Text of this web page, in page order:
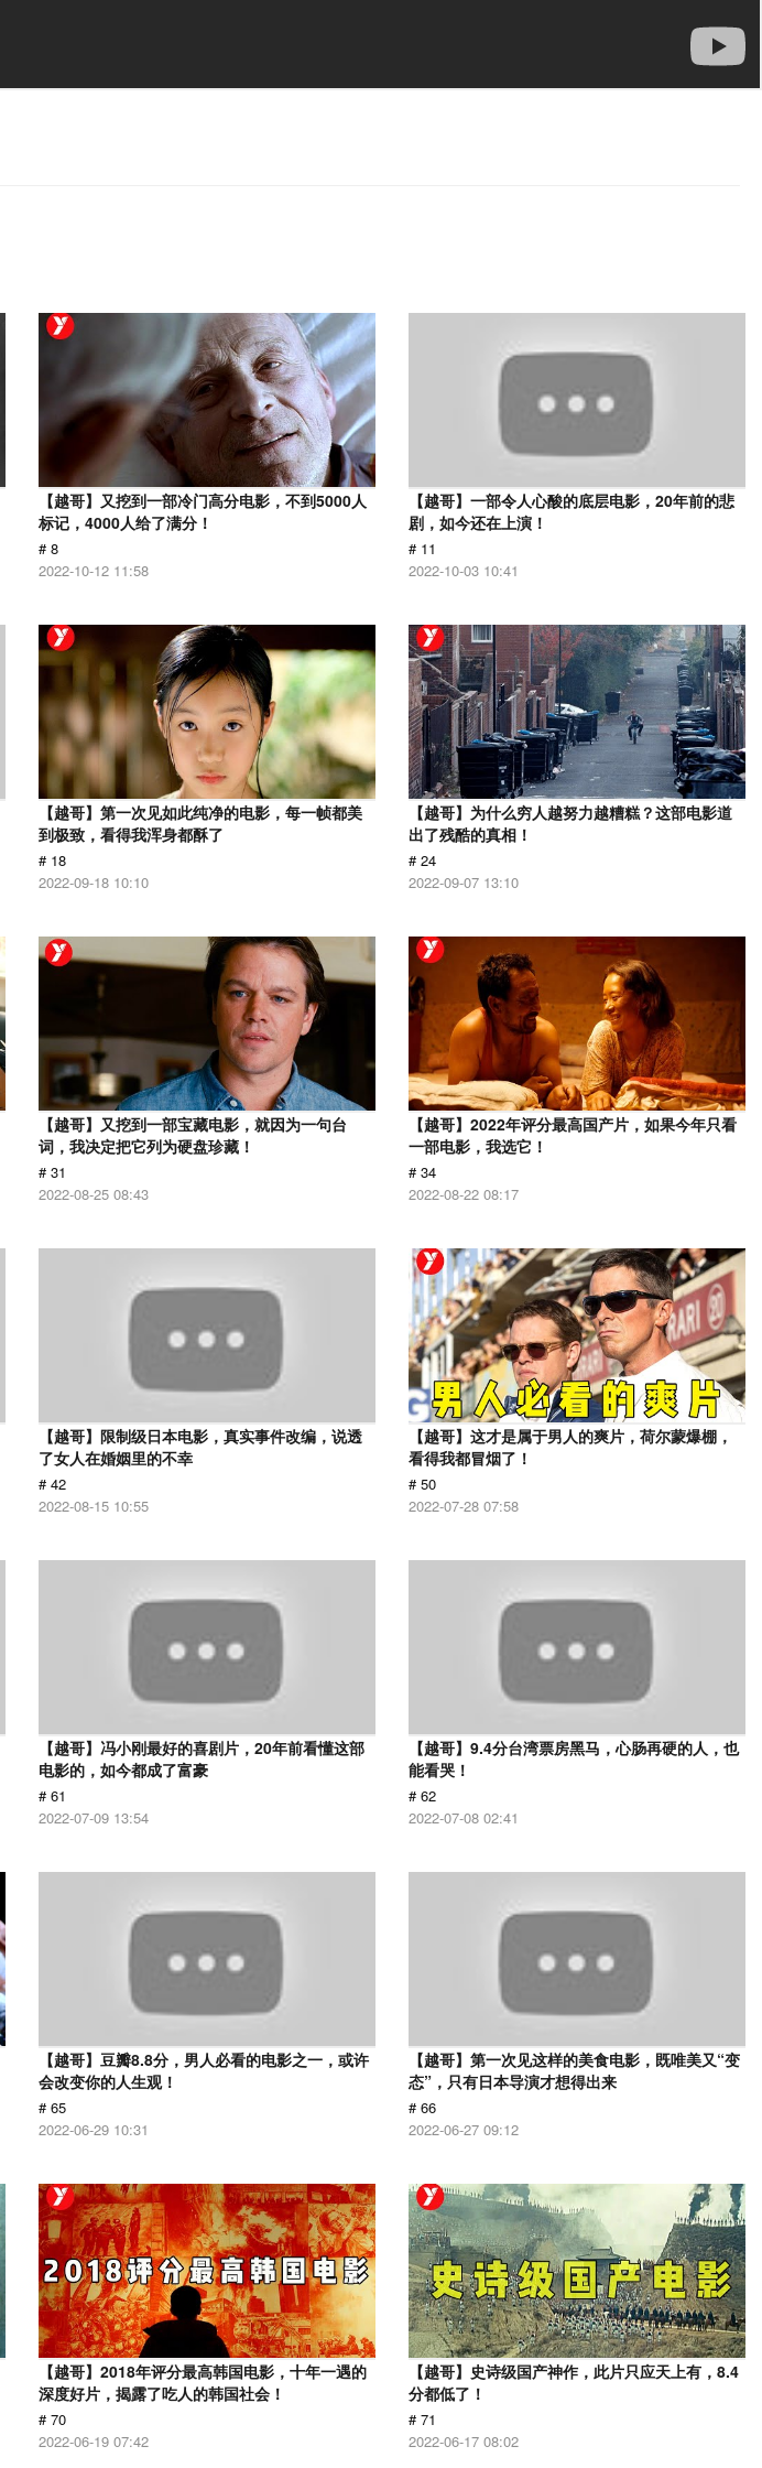
【越哥】又挖到一部冷门高分电影，不到5000人
标记，4000人给了满分！
# 8
2022-10-12 11:58
【越哥】一部令人心酸的底层电影，20年前的悲
剧，如今还在上演！
# 11
2022-10-03 10:41
【越哥】第一次见如此纯净的电影，每一帧都美
到极致，看得我浑身都酥了
# 18
2022-09-18 10:10
【越哥】为什么穷人越努力越糟糕？这部电影道
出了残酷的真相！
# 24
2022-09-07 13:10
【越哥】又挖到一部宝藏电影，就因为一句台
词，我决定把它列为硬盘珍藏！
# 31
2022-08-25 08:43
【越哥】2022年评分最高国产片，如果今年只看
一部电影，我选它！
# 34
2022-08-22 08:17
【越哥】限制级日本电影，真实事件改编，说透
了女人在婚姻里的不幸
# 42
2022-08-15 10:55
【越哥】这才是属于男人的爽片，荷尔蒙爆棚，
看得我都冒烟了！
# 50
2022-07-28 07:58
【越哥】冯小刚最好的喜剧片，20年前看懂这部
电影的，如今都成了富豪
# 61
2022-07-09 13:54
【越哥】9.4分台湾票房黑马，心肠再硬的人，也
能看哭！
# 62
2022-07-08 02:41
【越哥】豆瓣8.8分，男人必看的电影之一，或许
会改变你的人生观！
# 65
2022-06-29 10:31
【越哥】第一次见这样的美食电影，既唯美又“变
态”，只有日本导演才想得出来
# 66
2022-06-27 09:12
【越哥】2018年评分最高韩国电影，十年一遇的
深度好片，揭露了吃人的韩国社会！
# 70
2022-06-19 07:42
【越哥】史诗级国产神作，此片只应天上有，8.4
分都低了！
# 71
2022-06-17 08:02